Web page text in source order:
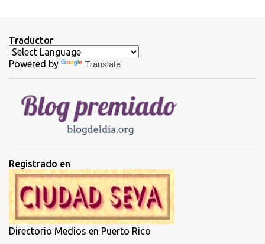
a
r
o
s
Traductor
Powered by Translate
Registrado en
Directorio Medios en Puerto Rico